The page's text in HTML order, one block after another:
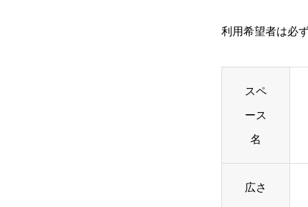
利用希望者は必
スペ
ース
名
広さ